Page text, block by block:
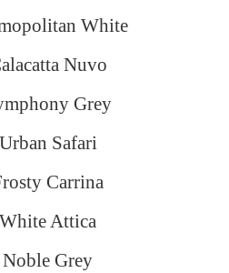
White
Nuvo
Grey
Safari
Carrina
Attica
Grey